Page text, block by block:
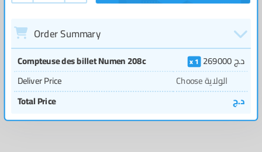
Order Summary
Compteuse des billet Numen 208c 1 269000د.ج
Deliver Price
Choose الولاية
Total Price
د.ج